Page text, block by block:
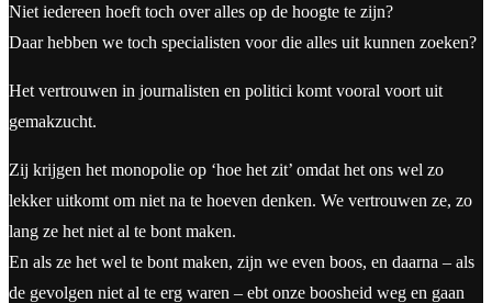
Niet iedereen hoeft toch over alles op de hoogte te zijn?
Daar hebben we toch specialisten voor die alles uit kunnen zoeken?
Het vertrouwen in journalisten en politici komt vooral voort uit
gemakzucht.
Zij krijgen het monopolie op ‘hoe het zit’ omdat het ons wel zo
lekker uitkomt om niet na te hoeven denken. We vertrouwen ze, zo
lang ze het niet al te bont maken.
En als ze het wel te bont maken, zijn we even boos, en daarna – als
de gevolgen niet al te erg waren – ebt onze boosheid weg en gaan